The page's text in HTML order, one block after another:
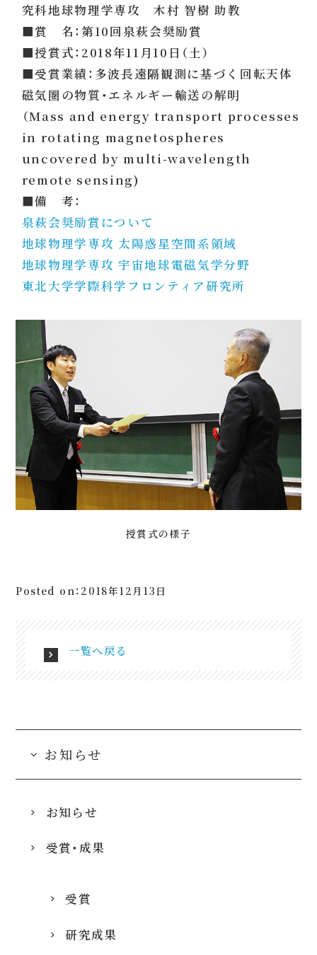
究科地球物理学専攻 木村 智樹 助教
■賞 名：第10回泉萩会奨励賞
■授賞式：2018年11月10日（土）
■受賞業績：多波長遠隔観測に基づく回転天体
磁気圏の物質・エネルギー輸送の解明
（Mass and energy transport processes
in rotating magnetospheres
uncovered by multi-wavelength
remote sensing)
■備 考：
泉萩会奨励賞について
地球物理学専攻 太陽惑星空間系領域
地球物理学専攻 宇宙地球電磁気学分野
東北大学学際科学フロンティア研究所
授賞式の様子
Posted on：2018年12月13日
一覧へ戻る
お知らせ
お知らせ
受賞・成果
受賞
研究成果